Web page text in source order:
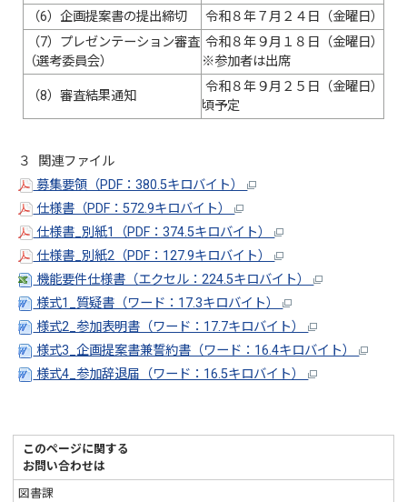
（6）企画提案書の提出締切
令和８年７月２４日（金曜日）
（7）プレゼンテーション審査
（選考委員会）
令和８年９月１８日（金曜日）
※参加者は出席
（8）審査結果通知
令和８年９月２５日（金曜日）
頃予定
３ 関連ファイル
募集要領（PDF：380.5キロバイト）
仕様書（PDF：572.9キロバイト）
仕様書_別紙1（PDF：374.5キロバイト）
仕様書_別紙2（PDF：127.9キロバイト）
機能要件仕様書（エクセル：224.5キロバイト）
様式1_質疑書（ワード：17.3キロバイト）
様式2_参加表明書（ワード：17.7キロバイト）
様式3_企画提案書兼誓約書（ワード：16.4キロバイト）
様式4_参加辞退届（ワード：16.5キロバイト）
このページに関する
お問い合わせは
図書課